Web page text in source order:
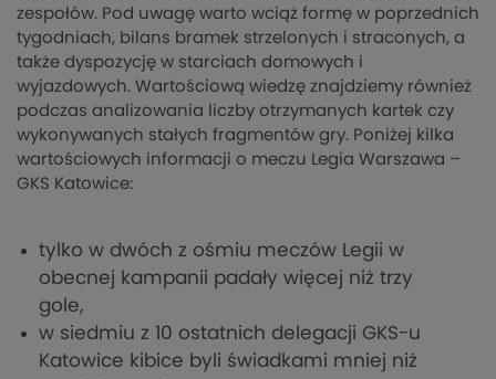
zespołów. Pod uwagę warto wciąż formę w poprzednich
tygodniach, bilans bramek strzelonych i straconych, a
także dyspozycję w starciach domowych i
wyjazdowych. Wartościową wiedzę znajdziemy również
podczas analizowania liczby otrzymanych kartek czy
wykonywanych stałych fragmentów gry. Poniżej kilka
wartościowych informacji o meczu Legia Warszawa –
GKS Katowice:
tylko w dwóch z ośmiu meczów Legii w
obecnej kampanii padały więcej niż trzy
gole,
w siedmiu z 10 ostatnich delegacji GKS-u
Katowice kibice byli świadkami mniej niż